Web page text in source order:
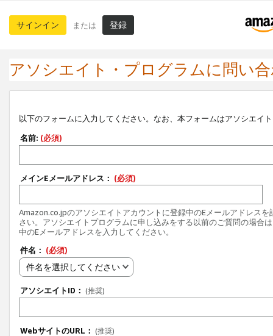
サインイン または 登録
アソシエイト・プログラムに問い
以下のフォームに入力してください。なお、本フォームはアソシエイ
名前: (必須)
メインEメールアドレス： (必須)
Amazon.co.jpのアソシエイトアカウントに登録中のEメールアドレスを
さい。アソシエイトプログラムに申し込みをする以前のご質問の場合
中のEメールアドレスを入力してください。
件名： (必須)
件名を選択してください
アソシエイトID： (推奨)
WebサイトのURL： (推奨)